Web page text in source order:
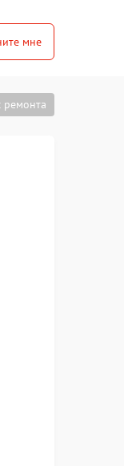
мне
ремонта